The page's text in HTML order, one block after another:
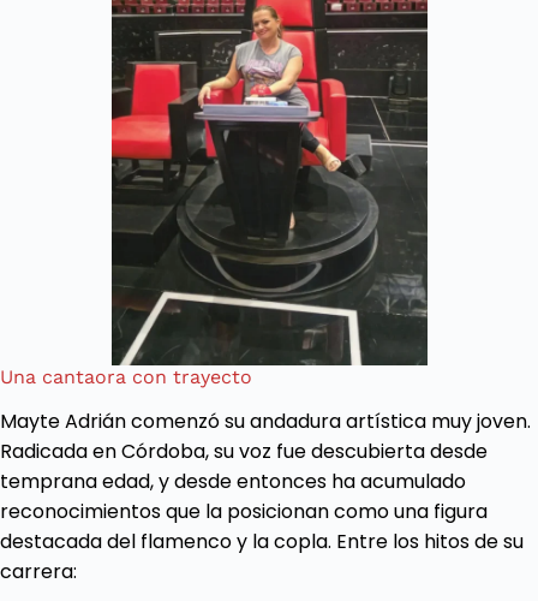
Una cantaora con trayecto
Mayte Adrián comenzó su andadura artística muy joven.
Radicada en Córdoba, su voz fue descubierta desde
temprana edad, y desde entonces ha acumulado
reconocimientos que la posicionan como una figura
destacada del flamenco y la copla. Entre los hitos de su
carrera: